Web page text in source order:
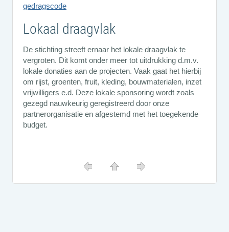
gedragscode
Lokaal draagvlak
De stichting streeft ernaar het lokale draagvlak te
vergroten. Dit komt onder meer tot uitdrukking d.m.v.
lokale donaties aan de projecten. Vaak gaat het hierbij
om rijst, groenten, fruit, kleding, bouwmaterialen, inzet
vrijwilligers e.d. Deze lokale sponsoring wordt zoals
gezegd nauwkeurig geregistreerd door onze
partnerorganisatie en afgestemd met het toegekende
budget.